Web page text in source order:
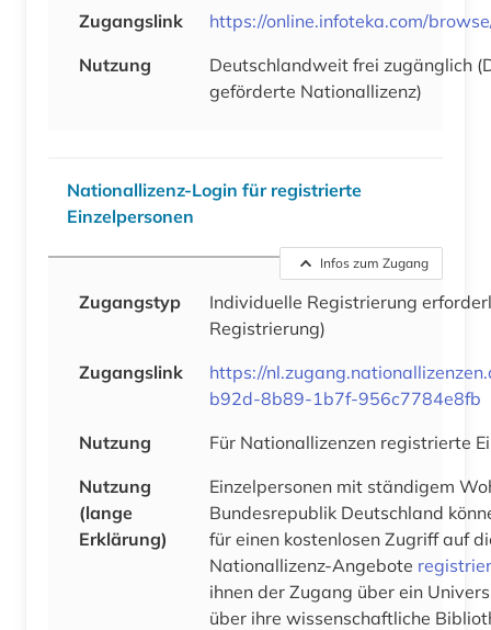
Zugangslink
https://online.infoteka.com/
Nutzung
Deutschlandweit frei zugänglich
geförderte Nationallizenz)
Nationallizenz-Login für registrierte
Einzelpersonen
Infos zum Zugang
Zugangstyp
Individuelle Registrierung
Registrierung)
Zugangslink
https://
b92d-8b89-1b7f-956c7784e8fb
Nutzung
Für Nationallizenzen registrierte
Nutzung
(lange
Erklärung)
Einzelpersonen mit ständigem
Bundesrepublik Deutschland
für einen kostenlosen Zugriff auf
Nationallizenz-Angebote
ihnen der Zugang über ein
über ihre wissenschaftliche